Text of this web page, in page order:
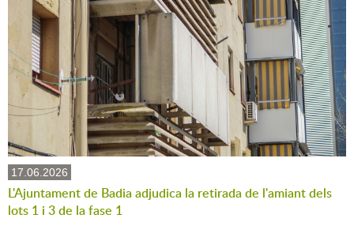
17.06.2026
L'Ajuntament de Badia adjudica la retirada de l'amiant dels
lots 1 i 3 de la fase 1